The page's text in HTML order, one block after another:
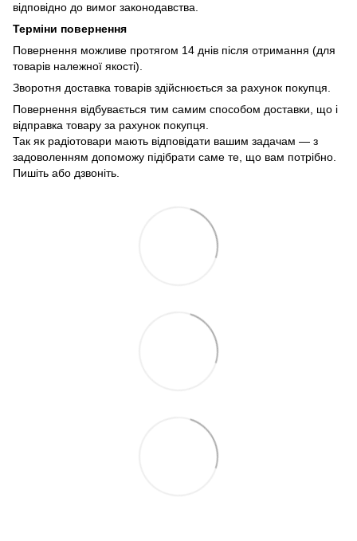
відповідно до вимог законодавства.
Терміни повернення
Повернення можливе протягом 14 днів після отримання (для
товарів належної якості).
Зворотня доставка товарів здійснюється за рахунок покупця.
Повернення відбувається тим самим способом доставки, що і
відправка товару за рахунок покупця.
Так як радіотовари мають відповідати вашим задачам — з
задоволенням допоможу підібрати саме те, що вам потрібно.
Пишіть або дзвоніть.